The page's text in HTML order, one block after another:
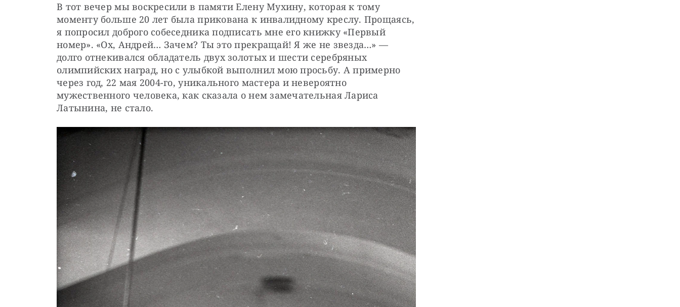
В тот вечер мы воскресили в памяти Елену Мухину, которая к тому
моменту больше 20 лет была прикована к инвалидному креслу. Прощаясь,
я попросил доброго собеседника подписать мне его книжку «Первый
номер». «Ох, Андрей… Зачем? Ты это прекращай! Я же не звезда…» —
долго отнекивался обладатель двух золотых и шести серебряных
олимпийских наград, но с улыбкой выполнил мою просьбу. А примерно
через год, 22 мая 2004-го, уникального мастера и невероятно
мужественного человека, как сказала о нем замечательная Лариса
Латынина, не стало.